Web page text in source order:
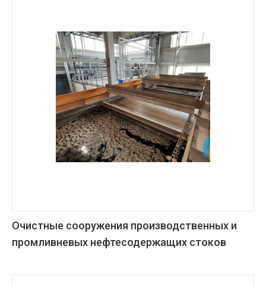
Очистные сооружения производственных и
промливневых нефтесодержащих стоков